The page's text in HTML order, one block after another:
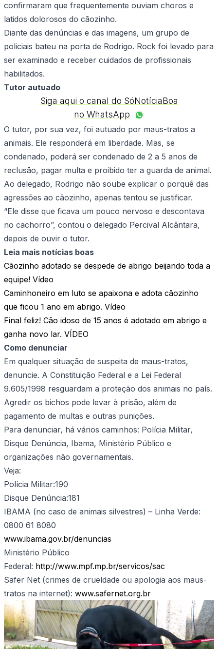
confirmaram que frequentemente ouviam choros e
latidos dolorosos do cãozinho.
Diante das denúncias e das imagens, um grupo de
policiais bateu na porta de Rodrigo. Rock foi levado para
ser examinado e receber cuidados de profissionais
habilitados.
Tutor autuado
Siga aqui o canal do SóNotíciaBoa
no WhatsApp
O tutor, por sua vez, foi autuado por maus-tratos a
animais. Ele responderá em liberdade. Mas, se
condenado, poderá ser condenado de 2 a 5 anos de
reclusão, pagar multa e proibido ter a guarda de animal.
Ao delegado, Rodrigo não soube explicar o porquê das
agressões ao cãozinho, apenas tentou se justificar.
“Ele disse que ficava um pouco nervoso e descontava
no cachorro”, contou o delegado Percival Alcântara,
depois de ouvir o tutor.
Leia mais notícias boas
Cãozinho adotado se despede de abrigo beijando toda a
equipe! Vídeo
Caminhoneiro em luto se apaixona e adota cãozinho
que ficou 1 ano em abrigo. Vídeo
Final feliz! Cão idoso de 15 anos é adotado em abrigo e
ganha novo lar. VÍDEO
Como denunciar
Em qualquer situação de suspeita de maus-tratos,
denuncie. A Constituição Federal e a Lei Federal
9.605/1998 resguardam a proteção dos animais no país.
Agredir os bichos pode levar à prisão, além de
pagamento de multas e outras punições.
Para denunciar, há vários caminhos: Polícia Militar,
Disque Denúncia, Ibama, Ministério Público e
organizações não governamentais.
Veja:
Polícia Militar:190
Disque Denúncia:181
IBAMA (no caso de animais silvestres) – Linha Verde:
0800 61 8080
www.ibama.gov.br/denuncias
Ministério Público
Federal: http://www.mpf.mp.br/servicos/sac
Safer Net (crimes de crueldade ou apologia aos maus-
tratos na internet): www.safernet.org.br